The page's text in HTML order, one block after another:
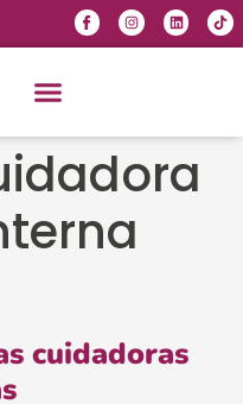
cuidadoras